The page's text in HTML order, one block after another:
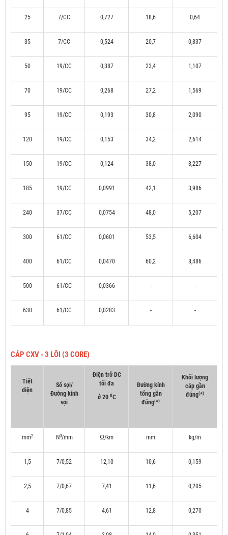
25 7/CC 0,727 18,6 0,64
35 7/CC 0,524 20,7 0,837
50 19/CC 0,387 23,4 1,107
70 19/CC 0,268 27,2 1,569
95 19/CC 0,193 30,8 2,090
120 19/CC 0,153 34,2 2,614
150 19/CC 0,124 38,0 3,227
185 19/CC 0,0991 42,1 3,986
240 37/CC 0,0754 48,0 5,207
300 61/CC 0,0601 53,5 6,604
400 61/CC 0,0470 60,2 8,486
500 61/CC 0,0366 - -
630 61/CC 0,0283 - -
CÁP CXV - 3 LÕI (3 CORE)
Tiết
diện
Số sợi/
Đường kính
sợi
Điện trở DC
tối đa
ở 20 0C
Đường kính
tổng gần
đúng(*)
Khối lượng
cáp gần
đúng(*)
mm2 N0/mm Ω/km mm kg/m
1,5 7/0,52 12,10 10,6 0,159
2,5 7/0,67 7,41 11,6 0,205
4 7/0,85 4,61 12,8 0,270